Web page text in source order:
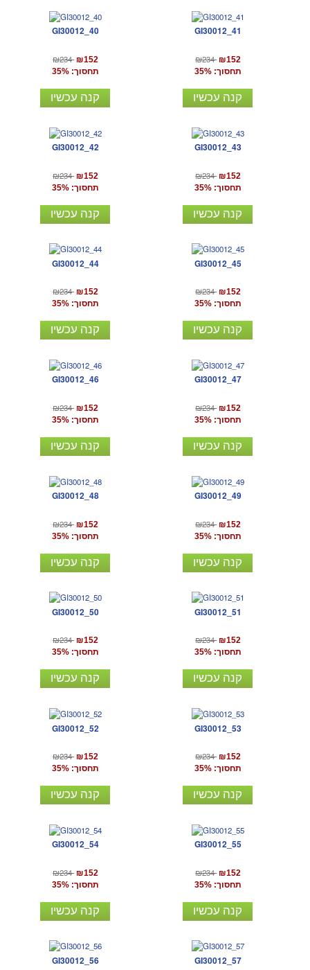
GI30012_40
₪234 ₪152
תחסוך: 35%
קנה עכשיו
GI30012_41
₪234 ₪152
תחסוך: 35%
קנה עכשיו
GI30012_42
₪234 ₪152
תחסוך: 35%
קנה עכשיו
GI30012_43
₪234 ₪152
תחסוך: 35%
קנה עכשיו
GI30012_44
₪234 ₪152
תחסוך: 35%
קנה עכשיו
GI30012_45
₪234 ₪152
תחסוך: 35%
קנה עכשיו
GI30012_46
₪234 ₪152
תחסוך: 35%
קנה עכשיו
GI30012_47
₪234 ₪152
תחסוך: 35%
קנה עכשיו
GI30012_48
₪234 ₪152
תחסוך: 35%
קנה עכשיו
GI30012_49
₪234 ₪152
תחסוך: 35%
קנה עכשיו
GI30012_50
₪234 ₪152
תחסוך: 35%
קנה עכשיו
GI30012_51
₪234 ₪152
תחסוך: 35%
קנה עכשיו
GI30012_52
₪234 ₪152
תחסוך: 35%
קנה עכשיו
GI30012_53
₪234 ₪152
תחסוך: 35%
קנה עכשיו
GI30012_54
₪234 ₪152
תחסוך: 35%
קנה עכשיו
GI30012_55
₪234 ₪152
תחסוך: 35%
קנה עכשיו
GI30012_56 GI30012_57